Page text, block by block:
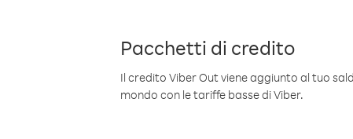
Pacchetti di credito
Il credito Viber Out viene aggiunto al tuo
mondo con le tariffe basse di Viber.